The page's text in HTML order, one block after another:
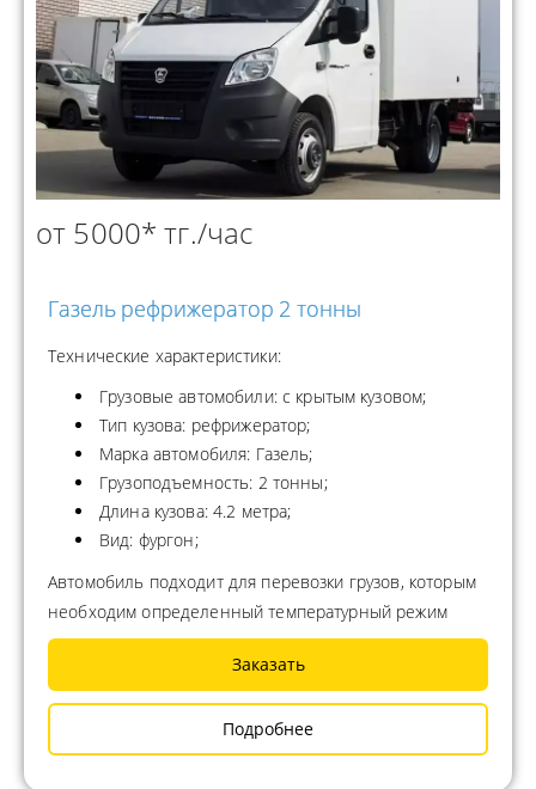
от 5000* тг./час
Газель рефрижератор 2 тонны
Технические характеристики:
Грузовые автомобили: с крытым кузовом;
Тип кузова: рефрижератор;
Марка автомобиля: Газель;
Грузоподъемность: 2 тонны;
Длина кузова: 4.2 метра;
Вид: фургон;
Автомобиль подходит для перевозки грузов, которым
необходим определенный температурный режим
Заказать
Подробнее